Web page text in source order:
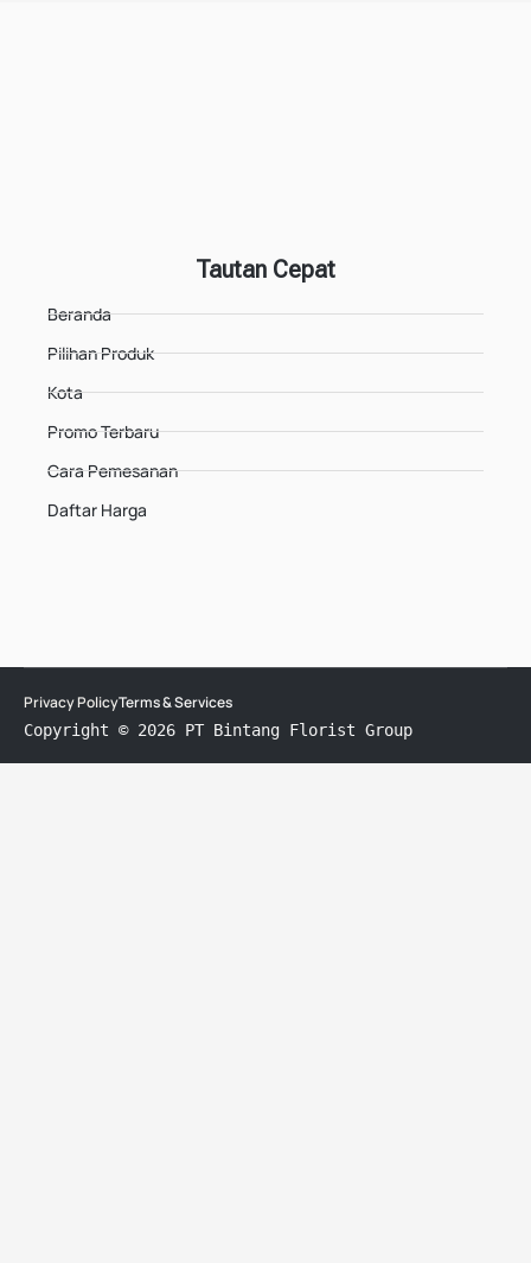
Tautan Cepat
Beranda
Pilihan Produk
Kota
Promo Terbaru
Cara Pemesanan
Daftar Harga
Copyright © 2026 PT Bintang Florist Group
Privacy PolicyTerms & Services